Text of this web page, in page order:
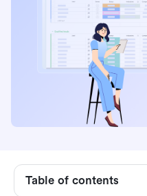
Table of contents
O que é o Monday
desenvolvido
Como funciona o
Preços e recursos do
diferentes planos
Custos ocultos que as
O que os clientes